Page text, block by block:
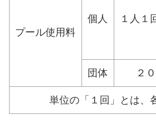
プール使用料
個人 １人１
団体 ２
単位の「１回」とは、